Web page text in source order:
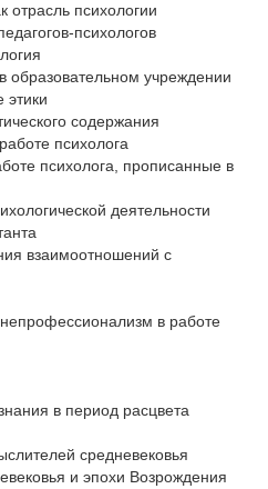
отрасль психологии
психологов
образовательном учреждении
этики
содержания
психолога
психолога, прописанные в
деятельности
взаимоотношений с
в работе
в период расцвета
средневековья
и эпохи Возрождения